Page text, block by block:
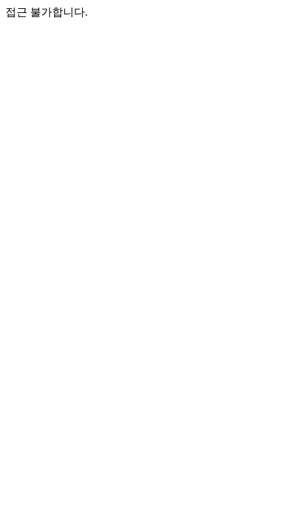
접근 불가합니다.